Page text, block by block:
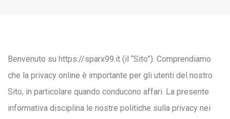
Benvenuto su https://sparx99.it (il “Sito”). Comprendiamo
che la privacy online è importante per gli utenti del nostro
Sito, in particolare quando conducono affari. La presente
informativa disciplina le nostre politiche sulla privacy nei